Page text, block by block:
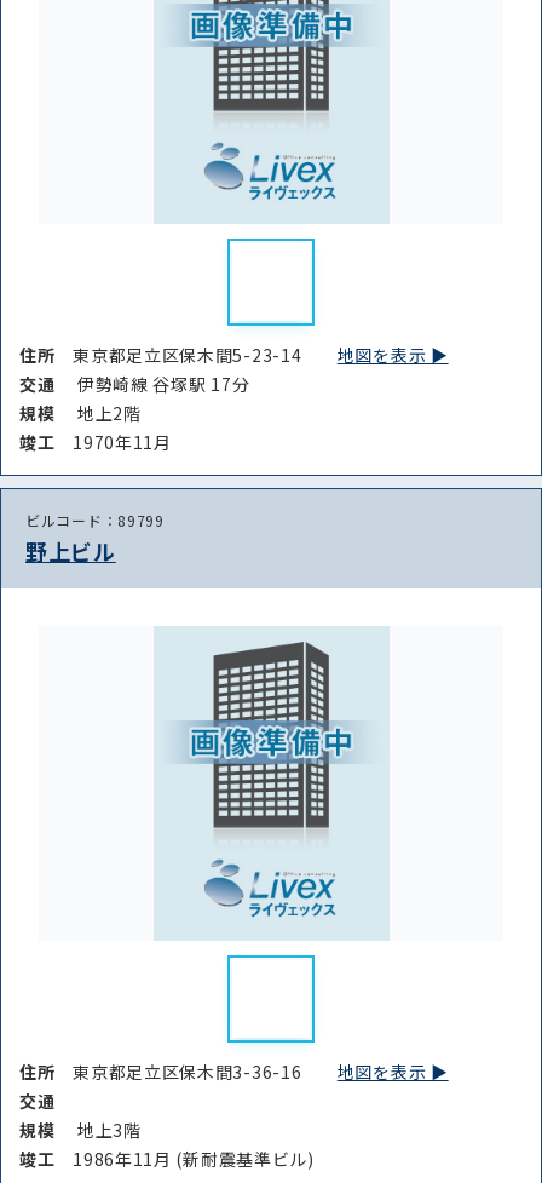
住所東京都足立区保木間5-23-14 地図を表示 ▶︎
交通
伊勢崎線 谷塚駅 17分
規模
地上2階
竣⼯ 1970年11月
ビルコード：89799
野上ビル
住所東京都足立区保木間3-36-16 地図を表示 ▶︎
交通
規模
地上3階
竣⼯ 1986年11月 (新耐震基準ビル)